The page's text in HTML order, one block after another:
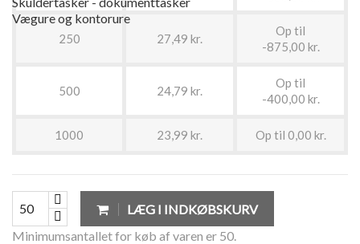
Vægure og kontorure
250 27,49 kr.
Op til
-875,00 kr.
500 24,79 kr.
Op til
-400,00 kr.
1000 23,99 kr. Op til 0,00 kr.
LÆG I INDKØBSKURV
Minimumsantallet for køb af varen er 50.